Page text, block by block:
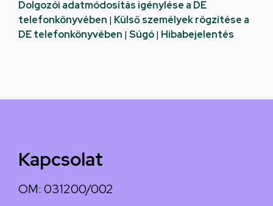
Dolgozói adatmódosítás igénylése a DE
telefonkönyvében | Külső személyek rögzítése a
DE telefonkönyvében | Súgó| Hibabejelentés
Kapcsolat
OM: 031200/002